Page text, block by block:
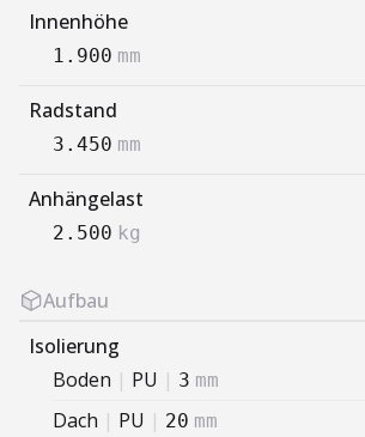
Innenhöhe
1.900 mm
Radstand
3.450 mm
Anhängelast
2.500 kg
Aufbau
Isolierung
Boden | PU | 3 mm
Dach | PU | 20 mm